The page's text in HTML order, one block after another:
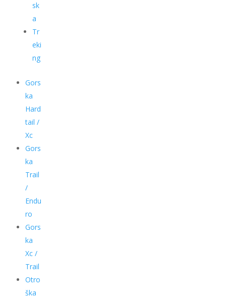
sk
a
Tr
eki
ng
Gors
ka
Hard
tail /
Xc
Gors
ka
Trail
/
Endu
ro
Gors
ka
Xc /
Trail
Otro
ška